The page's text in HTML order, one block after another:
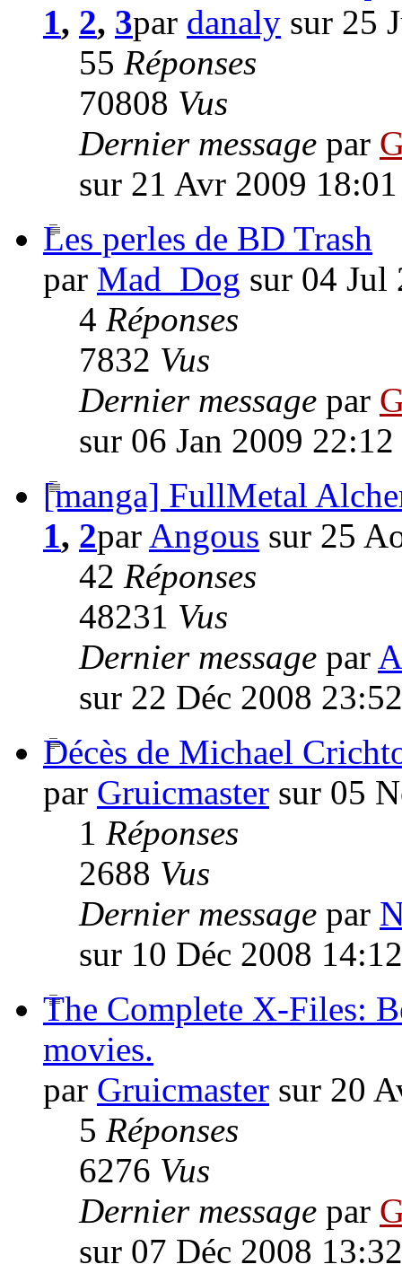
1, 2, 3par danaly sur 25
55 Réponses
70808 Vus
Dernier message par
sur 21 Avr 2009 18:01
Les perles de BD Trash
par Mad_Dog sur 04 Jul
4 Réponses
7832 Vus
Dernier message par
sur 06 Jan 2009 22:12
[manga] FullMetal
1, 2par Angous sur 25
42 Réponses
48231 Vus
Dernier message par
sur 22 Déc 2008 23:52
Décès de Michael
par Gruicmaster sur 05
1 Réponses
2688 Vus
Dernier message par
sur 10 Déc 2008 14:12
The Complete X-Files:
movies.
par Gruicmaster sur 20
5 Réponses
6276 Vus
Dernier message par
sur 07 Déc 2008 13:32